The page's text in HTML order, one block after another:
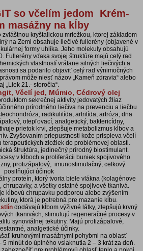
so včelím jedom Krém-
masážny na kĺby
kryštalickou mriežkou, ktorej základom
na Zemi obsahuje liečivé fullerény (objavené v
formy uhlíka. Jeho molekuly obsahujú
Fullerény vďaka svojej štruktúre majú celý rad
vlastností vrátane silných liečivých a
sa podarilo objaviť celý rad výnimočných
môže niesť názov „Kameň zdravia“ alebo
aj „Liek 21.- storočia“.
Včelí jed, Múmio, Cédrový olej
sekrečnej aktivity jedovatých žliaz
prírodného liečiva na prevenciu a liečbu
radikulitída, artritída, artróza, dna
otepľovací, analgetický, baktericídny,
prietok krvi, zlepšuje metabolizmus kĺbov a
Zvyšovaním priepustnosti kože prispieva včelí
zložiek do problémovej oblasti.
štruktúra, jedinečný prírodný biostimulant.
v kĺboch ​​a proliferácii buniek spojivového
protizápalový, imunostimulačný, celkový
posilňujúci účinok
proteín, ktorý tvoria biele vlákna (kolagénove
a všetky ostatné spojivové tkanivá.
kĺbovú chrupavku podporou alebo zvýšením
ktorá je potrebná pre mazanie kĺbu.
dodávajú kĺbom výživné látky, zlepšujú krvný
tkanivách, stimulujú regeneračné procesy v
synoviálnej tekutiny. Majú protizápalové,
analgetické účinky.
kruhovými masážnymi pohybmi na oblasť
minút do úplného vsiaknutia 2 – 3 krát za deň.